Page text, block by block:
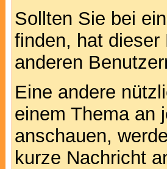
Sollten Sie bei
finden, hat
anderen
Eine andere
einem Thema an
anschauen,
kurze Nachricht